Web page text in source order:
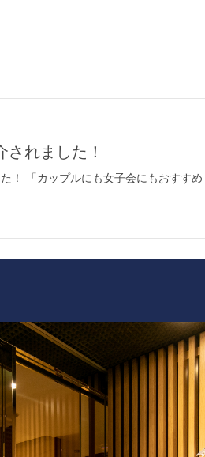
れました！
「カップルにも女子会にもおすす